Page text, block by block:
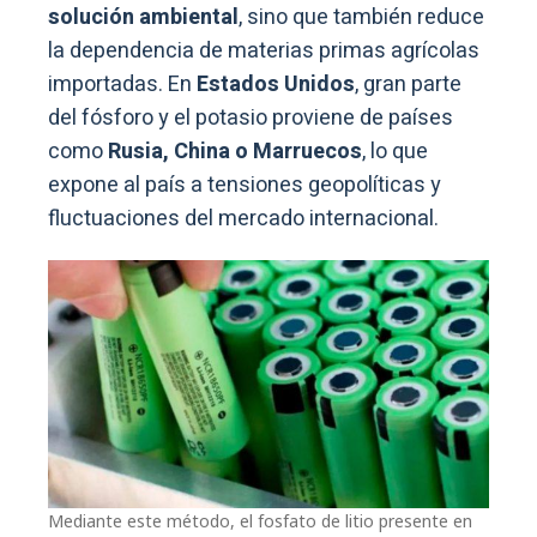
solución ambiental, sino que también reduce
la dependencia de materias primas agrícolas
importadas. En Estados Unidos, gran parte
del fósforo y el potasio proviene de países
comoRusia, China o Marruecos, lo que
expone al país a tensiones geopolíticas y
fluctuaciones del mercado internacional.
Mediante este método, el fosfato de litio presente en